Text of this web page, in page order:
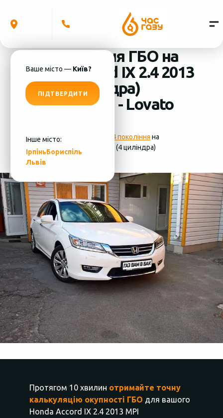
Ваше місто — Київ?
ПІДТВЕРДИТИ
Інше місто:
ІрпіньБориспіль
Львів
Встановлення ГБО на
Honda Accord IX 2.4 2013
MPI (4 циліндра)
система ГБО - Lovato
Фотографії установки ГБО 4 покоління на
Honda Accord IX 2.4 2013 MPI (4 циліндра)
Протягом 10 хвилин отримайте точну
калькуляцію окупності ГБО для вашого
Honda Accord IX 2.4 2013 MPI